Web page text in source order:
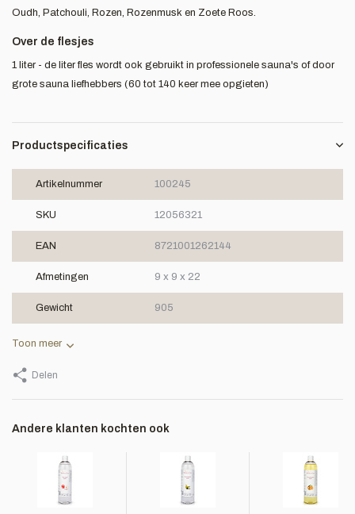
Oudh, Patchouli, Rozen, Rozenmusk en Zoete Roos.
Over de flesjes
1 liter - de liter fles wordt ook gebruikt in professionele sauna's of door
grote sauna liefhebbers (60 tot 140 keer mee opgieten)
Productspecificaties
Artikelnummer 100245
SKU 12056321
EAN 8721001262144
Afmetingen 9 x 9 x 22
Gewicht 905
Toon meer
Delen
Andere klanten kochten ook